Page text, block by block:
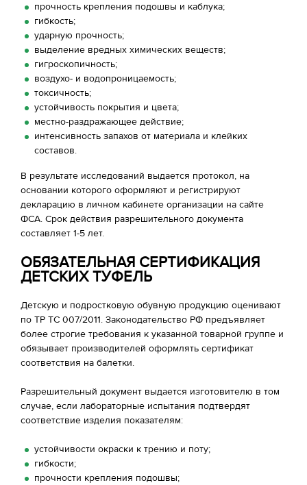
прочность крепления подошвы и каблука;
гибкость;
ударную прочность;
выделение вредных химических веществ;
гигроскопичность;
воздухо- и водопроницаемость;
токсичность;
устойчивость покрытия и цвета;
местно-раздражающее действие;
интенсивность запахов от материала и клейких
составов.
В результате исследований выдается протокол, на
основании которого оформляют и регистрируют
декларацию в личном кабинете организации на сайте
ФСА. Срок действия разрешительного документа
составляет 1-5 лет.
ОБЯЗАТЕЛЬНАЯ СЕРТИФИКАЦИЯ
ДЕТСКИХ ТУФЕЛЬ
Детскую и подростковую обувную продукцию оценивают
по ТР ТС 007/2011. Законодательство РФ предъявляет
более строгие требования к указанной товарной группе и
обязывает производителей оформлять сертификат
соответствия на балетки.
Разрешительный документ выдается изготовителю в том
случае, если лабораторные испытания подтвердят
соответствие изделия показателям:
устойчивости окраски к трению и поту;
гибкости;
прочности крепления подошвы;